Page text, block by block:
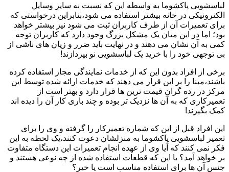
لباسشویی پاکشوما به واسطه این که نسبت به سایر وسایل
الکترونیکی در خانه بیشتر استفاده می شود،بنابراین درخواستی که
برای تعمیرات آن از طرف کاربران ثبت می شود نیز بیشتر خواهد
بود؛ اما در این میان یک مشکل بزرگ وجود دارد که کاربران توجه
کمی به آن نشان می دهند و در نهایت باید ضرر و زیان های ناشی از
بی توجهی خود را با خرید یک لباسشویی نو بپردازند!
برخی از افراد بدون این که از خدمات نمایندگی مجاز استفاده کرده
باشند،مبنا را بر این قرار می دهند که خدمات ارائه شده توسط این
مرکز در رده گران قیمت ترین ها قرار دارد و بهتر است از
تعمیرکاری که به آن ها نزدیک تر بوده و چند باری کار آن را دیده اند
کمک بگیرند!
این افراد قبل از این که شماره تعمیرکار را گرفته و وی را برای
تعمیر لباسشویی پاکشوما به منزلشان دعوت کنند،یک لحظه به این
فکر نمی کنند که آیا وی از عهده انجام تعمیرات این دستگاه متفاوت
بر خواهد آمد؟ یا این که قطعات استفاده شده از چه نوعی هستند و
جنس آن ها برای استفاده مناسب است یا خیر؟